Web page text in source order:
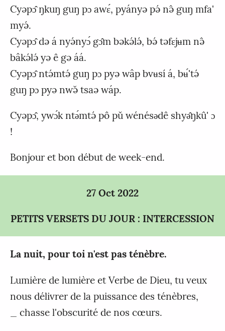
Cyəpɔ̂ ŋkuŋ guŋ pɔ awɛ́, pyányə pə́ nə̂ guŋ mfa'
myə́.
Cyəpɔ̂ də á nyə́nyɔ́ gɔ̂m bəkə́lə́, bə́ təfɛjʉm nə̂
bâkə́lə́ yə ê gə áá.
Cyəpɔ̂ ntə́mtə́ guŋ pɔ pyə wâp bvʉsí á, bʉ́'tə́
guŋ pɔ pyə nwə̌ tsaə wáp.
Cyəpɔ̂, ywɔ́k ntǝ́mtə́ pô pǔ wénésǝdê shyǝ̂ŋkû' ɔ
!
Bonjour et bon début de week-end.
27 Oct 2022
PETITS VERSETS DU JOUR : INTERCESSION
La nuit, pour toi n'est pas ténèbre.
Lumière de lumière et Verbe de Dieu, tu veux
nous délivrer de la puissance des ténèbres,
_ chasse l'obscurité de nos cœurs.